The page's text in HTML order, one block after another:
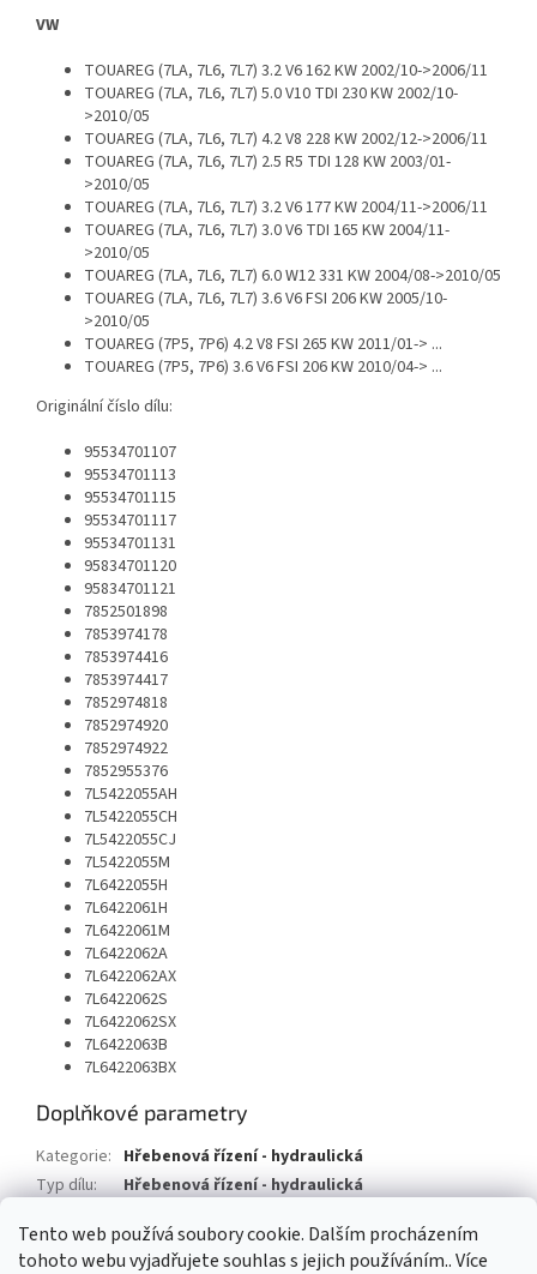
Tento web používá soubory cookie. Dalším procházením
tohoto webu vyjadřujete souhlas s jejich používáním.. Více
VW
TOUAREG (7LA, 7L6, 7L7) 3.2 V6 162 KW 2002/10->2006/11
TOUAREG (7LA, 7L6, 7L7) 5.0 V10 TDI 230 KW 2002/10-
>2010/05
TOUAREG (7LA, 7L6, 7L7) 4.2 V8 228 KW 2002/12->2006/11
TOUAREG (7LA, 7L6, 7L7) 2.5 R5 TDI 128 KW 2003/01-
>2010/05
TOUAREG (7LA, 7L6, 7L7) 3.2 V6 177 KW 2004/11->2006/11
TOUAREG (7LA, 7L6, 7L7) 3.0 V6 TDI 165 KW 2004/11-
>2010/05
TOUAREG (7LA, 7L6, 7L7) 6.0 W12 331 KW 2004/08->2010/05
TOUAREG (7LA, 7L6, 7L7) 3.6 V6 FSI 206 KW 2005/10-
>2010/05
TOUAREG (7P5, 7P6) 4.2 V8 FSI 265 KW 2011/01-> ...
TOUAREG (7P5, 7P6) 3.6 V6 FSI 206 KW 2010/04-> ...
Originální číslo dílu:
95534701107
95534701113
95534701115
95534701117
95534701131
95834701120
95834701121
7852501898
7853974178
7853974416
7853974417
7852974818
7852974920
7852974922
7852955376
7L5422055AH
7L5422055CH
7L5422055CJ
7L5422055M
7L6422055H
7L6422061H
7L6422061M
7L6422062A
7L6422062AX
7L6422062S
7L6422062SX
7L6422063B
7L6422063BX
Doplňkové parametry
Kategorie: Hřebenová řízení - hydraulická
Typ dílu:
Hřebenová řízení - hydraulická